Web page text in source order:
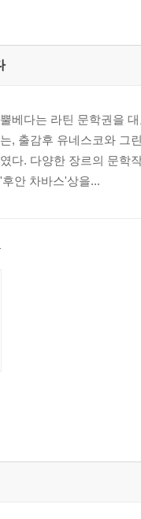
다 113
베다는 라틴 문학권을
, 출감후 유네스코와 그
다. 다양한 장르의 문학
안 차바스'상을...